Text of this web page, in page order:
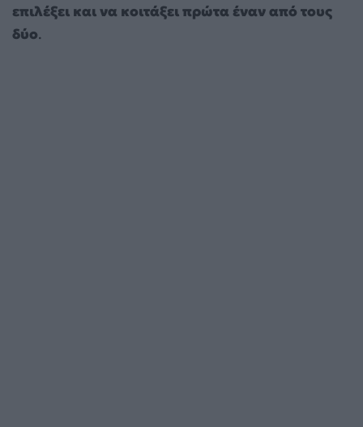
επιλέξει και να κοιτάξει πρώτα έναν από τους
δύο.